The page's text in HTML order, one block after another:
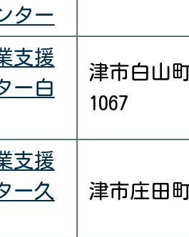
ター
支援
ー白
津市白山
1067
支援
ー久
津市庄田